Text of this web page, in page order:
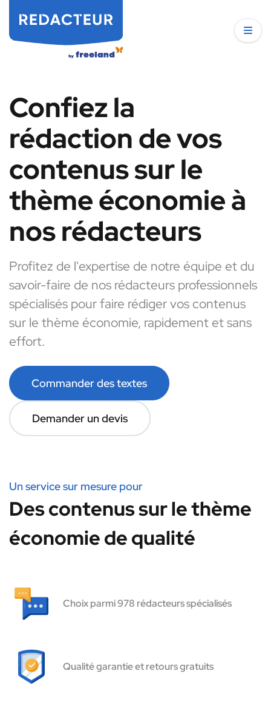
Confiez la
rédaction de vos
contenus sur le
thème économie à
nos rédacteurs
Profitez de l'expertise de notre équipe et du
savoir-faire de nos rédacteurs professionnels
spécialisés pour faire rédiger vos contenus
sur le thème économie, rapidement et sans
effort.
Commander des textes
Demander un devis
Un service sur mesure pour
Des contenus sur le thème
économie de qualité
Choix parmi 978 rédacteurs spécialisés
Qualité garantie et retours gratuits